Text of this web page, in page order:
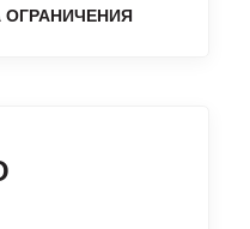
ОГРАНИЧЕНИЯ